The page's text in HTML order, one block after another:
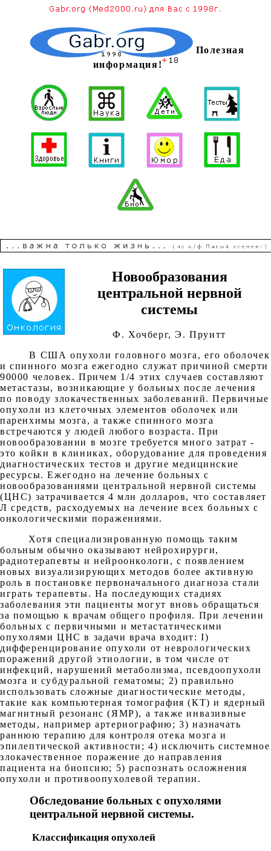
Полезная
информация!
Новообразования
центральной нервной
системы
Ф. Хочберг, Э. Пруитт
В США опухоли головного мозга, его оболочек
и спинного мозга ежегодно служат причиной смерти
90000 человек. Причем 1/4 этих случаев составляют
метастазы, возникающие у больных после лечения
по поводу злокачественных заболеваний. Первичные
опухоли из клеточных элементов оболочек или
паренхимы мозга, а также спинного мозга
встречаются у людей любого возраста. При
новообразовании в мозге требуется много затрат -
это койки в клиниках, оборудование для проведения
диагностических тестов и другие медицинские
ресурсы. Ежегодно на лечение больных с
новообразованиями центральной нервной системы
(ЦНС) затрачивается 4 млн долларов, что составляет
Л средств, расходуемых на лечение всех больных с
онкологическими поражениями.
Хотя специализированную помощь таким
больным обычно оказывают нейрохирурги,
радиотерапевты и нейроонкологи, с появлением
новых визуализирующих методов более активную
роль в постановке первоначального диагноза стали
играть терапевты. На последующих стадиях
заболевания эти пациенты могут вновь обращаться
за помощью к врачам общего профиля. При лечении
больных с первичными и метастатическими
опухолями ЦНС в задачи врача входит: I)
дифференцирование опухоли от неврологических
поражений другой этиологии, в том числе от
инфекций, нарушений метаболизма, псевдоопухоли
мозга и субдуральной гематомы; 2) правильно
использовать сложные диагностические методы,
такие как компьютерная томография (КТ) и ядерный
магнитный резонанс (ЯМР), а также инвазивные
методы, например артериографию; 3) назначать
раннюю терапию для контроля отека мозга и
эпилептической активности; 4) исключить системное
злокачественное поражение до направления
пациента на биопсию; 5) распознать осложнения
опухоли и противоопухолевой терапии.
Обследование больных с опухолями
центральной нервной системы.
Классификация опухолей